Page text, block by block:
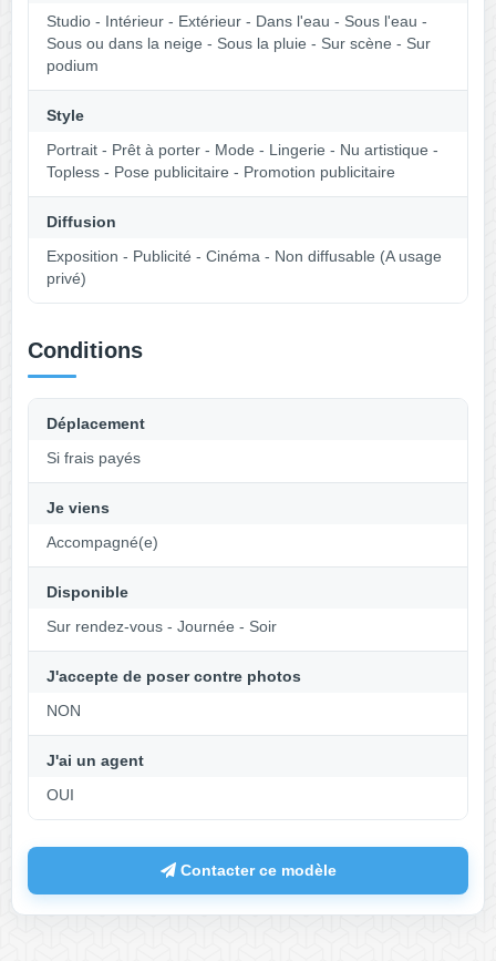
Studio - Intérieur - Extérieur - Dans l'eau - Sous l'eau -
Sous ou dans la neige - Sous la pluie - Sur scène - Sur
podium
Style
Portrait - Prêt à porter - Mode - Lingerie - Nu artistique -
Topless - Pose publicitaire - Promotion publicitaire
Diffusion
Exposition - Publicité - Cinéma - Non diffusable (A usage
privé)
Conditions
Déplacement
Si frais payés
Je viens
Accompagné(e)
Disponible
Sur rendez-vous - Journée - Soir
J'accepte de poser contre photos
NON
J'ai un agent
OUI
Contacter ce modèle